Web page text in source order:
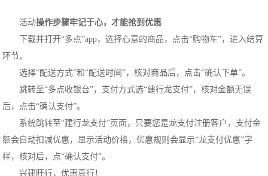
活动操作步骤牢记于心，才能抢到优惠
下载并打开“多点”app，选择心意的商品，点击“购物车”，进入结算
环节。
选择“配送方式”和“配送时间”，核对商品后，点击“确认下单”。
跳转至“多点收银台”，支付方式选“建行龙支付”，核对金额无误
后，点击“确认支付”。
系统跳转至“建行龙支付”页面，只要您是龙支付注册客户，支付金
额会自动扣减优惠，显示活动价格，优惠规则会显示“龙支付优惠”字
样，核对后，点“确认支付”。
兴建旺行，优惠真行！